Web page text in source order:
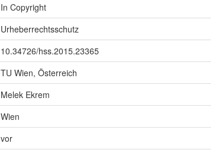
In Copyright
Urheberrechtsschutz
10.34726/hss.2015.23365
TU Wien, Österreich
Melek Ekrem
Wien
vor